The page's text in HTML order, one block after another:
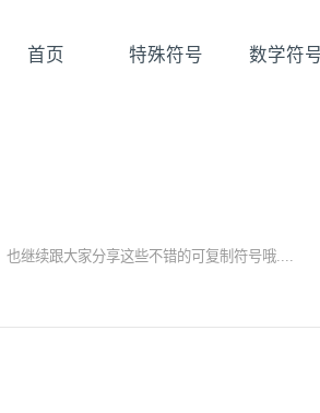
首页 特殊符号 数学符
继续跟大家分享这些不错的可复制符号哦....